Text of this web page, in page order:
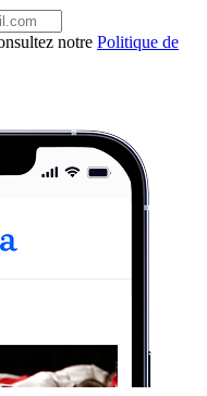
notre Politique de